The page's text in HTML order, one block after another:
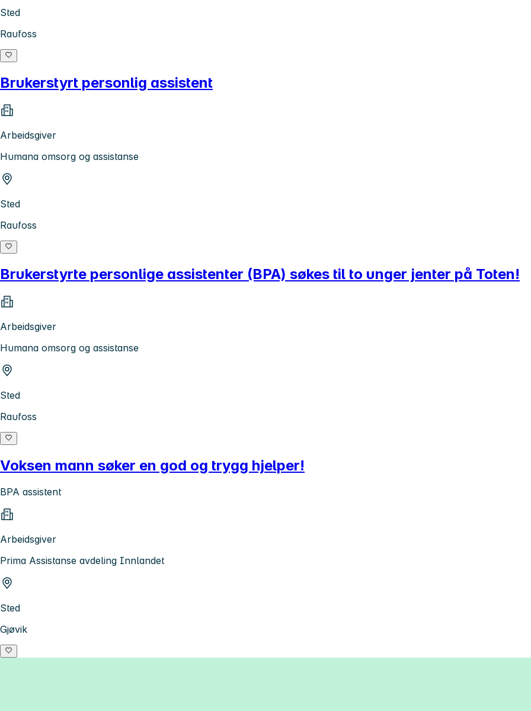
Sted
Raufoss
Brukerstyrt personlig assistent
Arbeidsgiver
Humana omsorg og assistanse
Sted
Raufoss
Brukerstyrte personlige assistenter (BPA) søkes til to unger jenter på Toten!
Arbeidsgiver
Humana omsorg og assistanse
Sted
Raufoss
Voksen mann søker en god og trygg hjelper!
BPA assistent
Arbeidsgiver
Prima Assistanse avdeling Innlandet
Sted
Gjøvik